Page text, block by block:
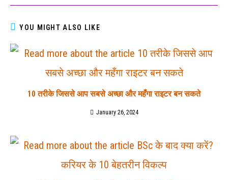
YOU MIGHT ALSO LIKE
10 तरीके जिससे आप सबसे अच्छा और महँगा राइटर बन सकते
January 26, 2024